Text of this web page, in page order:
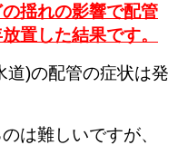
揺れの影響で配管
置した結果です。
道)の配管の症状は発
は難しいですが、